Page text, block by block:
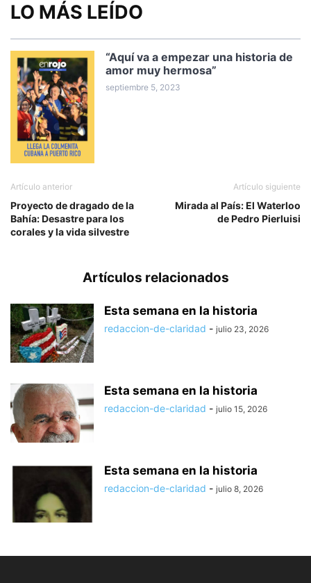
LO MÁS LEÍDO
“Aquí va a empezar una historia de
amor muy hermosa”
septiembre 5, 2023
Artículo anterior
Proyecto de dragado de la
Bahía: Desastre para los
corales y la vida silvestre
Artículo siguiente
Mirada al País: El Waterloo
de Pedro Pierluisi
Artículos relacionados
Esta semana en la historia
redaccion-de-claridad - julio 23, 2026
Esta semana en la historia
redaccion-de-claridad - julio 15, 2026
Esta semana en la historia
redaccion-de-claridad - julio 8, 2026